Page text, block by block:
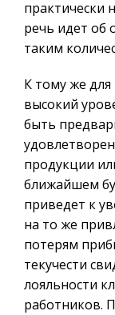
практически
речь идет об
таким
К тому же для
высокий
быть
продукции
ближайшем
приведет к
на то же
потерям
текучести
лояльности
работников.